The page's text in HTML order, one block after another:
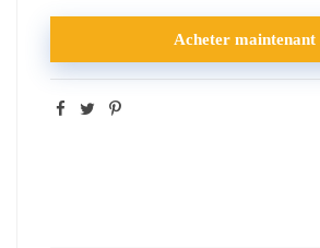
Acheter maintenant